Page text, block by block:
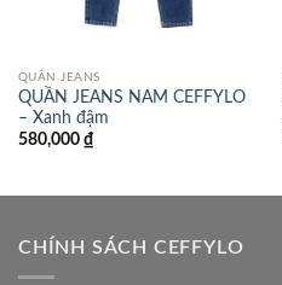
QUẦN JEANS
QUẦN JEANS NAM CEFFYLO
– Xanh đậm
580,000 ₫
CHÍNH SÁCH CEFFYLO